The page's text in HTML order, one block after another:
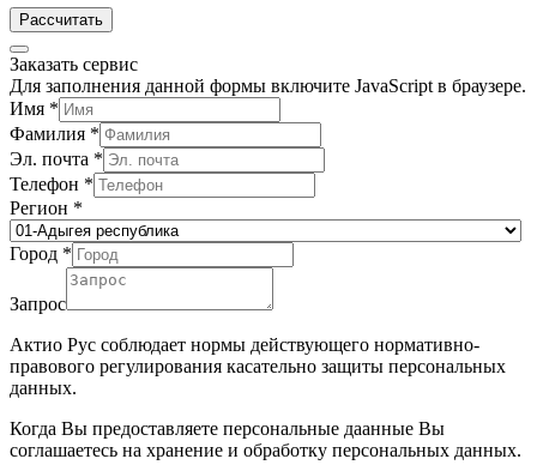
Рассчитать
Заказать сервис
Для заполнения данной формы включите JavaScript в браузере.
Имя *
Фамилия *
Эл. почта *
Телефон *
Регион *
Город *
Запрос
Актио Рус соблюдает нормы действующего нормативно-
правового регулирования касательно защиты персональных
данных.
Когда Вы предоставляете персональные даанные Вы
соглашаетесь на хранение и обработку персональных данных.